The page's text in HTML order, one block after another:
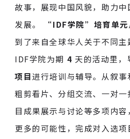
故事，展现中国风貌，助力
发展。
“IDF学院”培育单元
到了来自全球华人关于不同
IDF学院为期 4 天的活动里，
项目进行培训与辅导。从叙
粗剪看片、分组交流、一对
目成果展示与讨论等多项内
更多的可能性，完成对入选项